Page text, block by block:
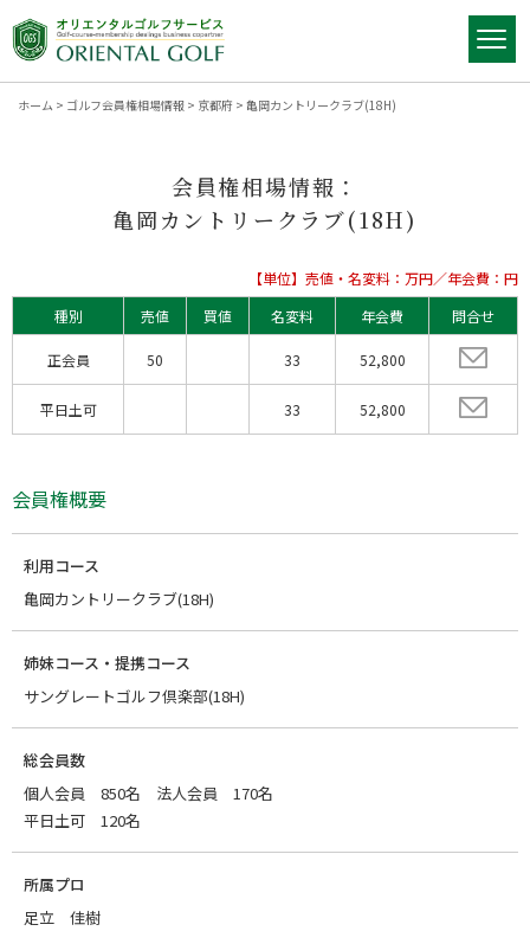
ホーム > ゴルフ会員権相場情報 > 京都府 > 亀岡カントリークラブ(18H)
会員権相場情報：
亀岡カントリークラブ(18H)
【単位】売値・名変料：万円／年会費：円
種別
売値 買値 名変料 年会費 問合せ
正会員 50 33 52,800
平日土可 33 52,800
会員権概要
利用コース
亀岡カントリークラブ(18H)
姉妹コース・提携コース
サングレートゴルフ倶楽部(18H)
総会員数
個人会員 850名 法人会員 170名
平日土可 120名
所属プロ
足立 佳樹